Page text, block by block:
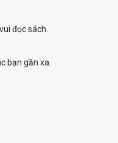
đọc sách.
bạn gần xa.